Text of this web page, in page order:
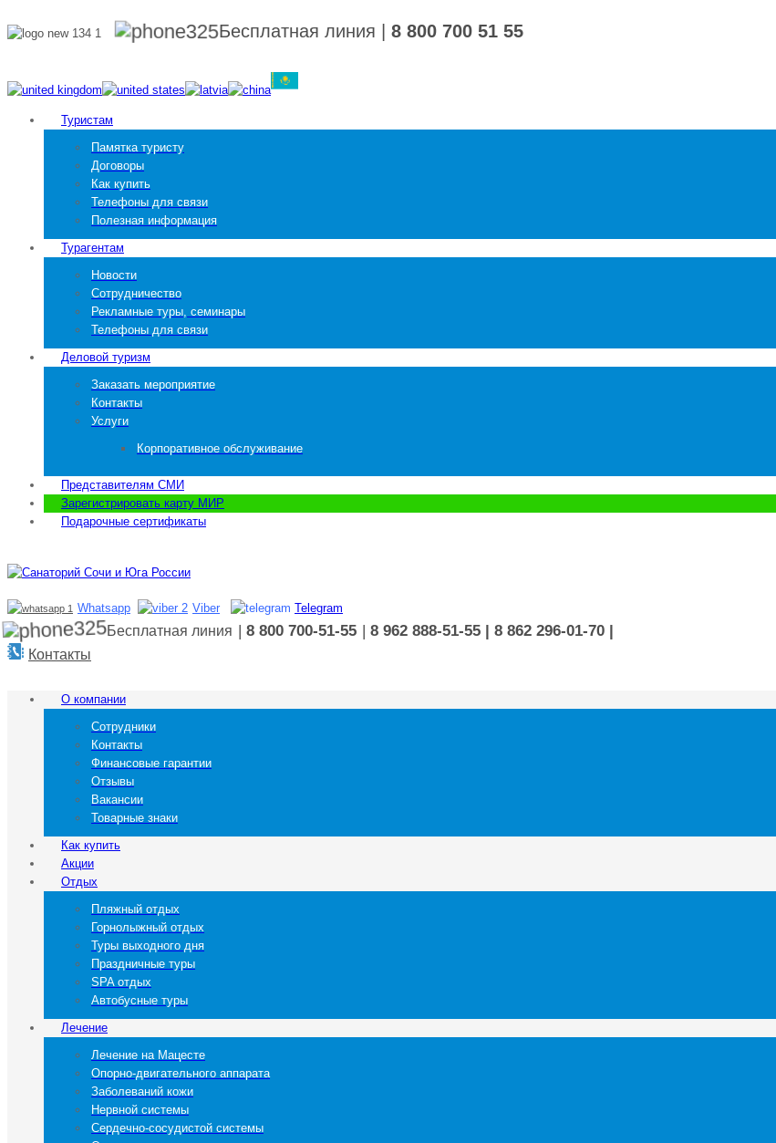
Бесплатная линия 8 800 700 51 55
Туристам
Памятка туристу
Договоры
Как купить
Телефоны для связи
Полезная информация
Турагентам
Новости
Сотрудничество
Рекламные туры, семинары
Телефоны для связи
Деловой туризм
Заказать мероприятие
Контакты
Услуги
Корпоративное обслуживание
Представителям СМИ
Зарегистрировать карту МИР
Подарочные сертификаты
Whatsapp Viber Telegram
Бесплатная линия | 8 800 700-51-55 | 8 962 888-51-55 | 8 862 296-01-70 |
Контакты
О компании
Сотрудники
Контакты
Финансовые гарантии
Отзывы
Вакансии
Товарные знаки
Как купить
Акции
Отдых
Пляжный отдых
Горнолыжный отдых
Туры выходного дня
Праздничные туры
SPA отдых
Автобусные туры
Лечение
Лечение на Мацесте
Опорно-двигательного аппарата
Заболеваний кожи
Нервной системы
Сердечно-сосудистой системы